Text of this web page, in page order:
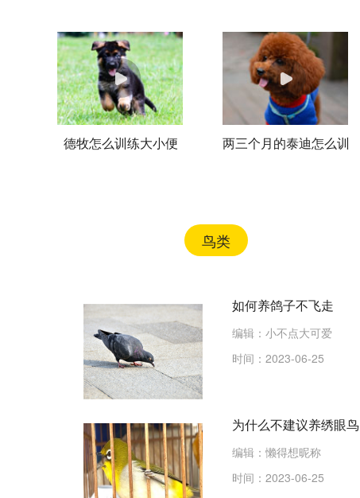
程
德牧怎么训练大小便
两三个月的泰迪怎么训
鸟类
如何养鸽子不飞走
编辑：小不点大可爱
时间：2023-06-25
为什么不建议养绣眼鸟
编辑：懒得想昵称
时间：2023-06-25